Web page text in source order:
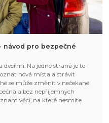
návod pro bezpečné
dveřmi. Na jedné straně je to
nová místa a strávit
se může změnit v nečekané
a bez nepříjemných
věcí, na které nesmíte